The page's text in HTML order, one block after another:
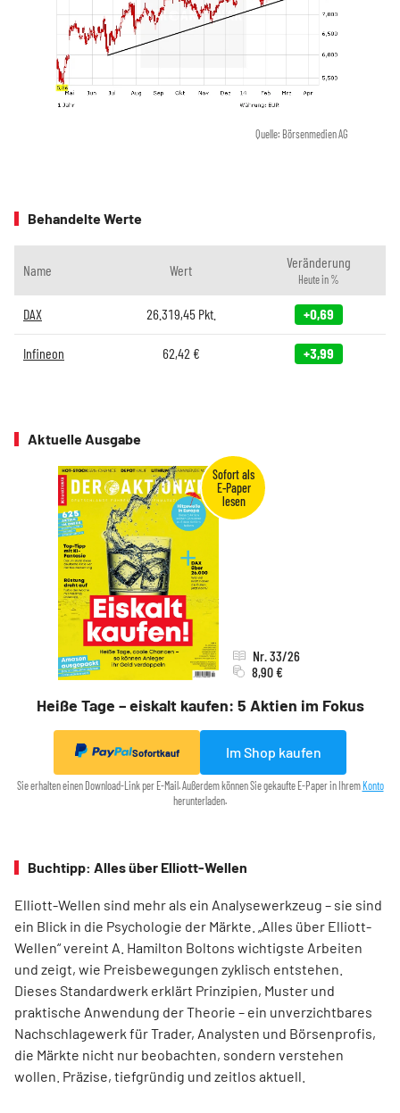
Quelle: Börsenmedien AG
Behandelte Werte
Name Wert Veränderung
Heute in %
DAX 26.319,45Pkt. +0,69
Infineon 62,42 € +3,99
Aktuelle Ausgabe
Heiße Tage – eiskalt kaufen: 5 Aktien im Fokus
Nr. 33/26
8,90 €
Sofortkauf Im Shop kaufen
Sie erhalten einen Download-Link per E-Mail. Außerdem können Sie gekaufte E-Paper in Ihrem Konto
herunterladen.
Buchtipp: Alles über Elliott-Wellen
Elliott-Wellen sind mehr als ein Analysewerkzeug – sie sind
ein Blick in die Psychologie der Märkte. „Alles über Elliott-
Wellen“ vereint A. Hamilton Boltons wichtigste Arbeiten
und zeigt, wie Preisbewegungen zyklisch entstehen.
Dieses Standardwerk erklärt Prinzipien, Muster und
praktische Anwendung der Theorie – ein unverzichtbares
Nachschlagewerk für Trader, Analysten und Börsenprofis,
die Märkte nicht nur beobachten, sondern verstehen
wollen. Präzise, tiefgründig und zeitlos aktuell.